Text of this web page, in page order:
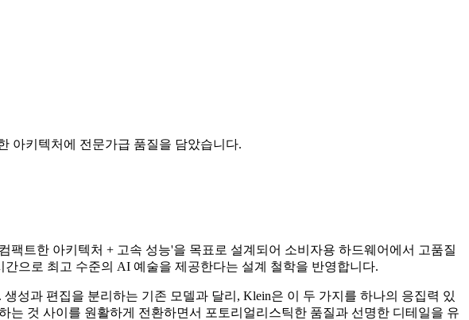
아키텍처에 전문가급 품질을 담았습니다.
팩트한 아키텍처 + 고속 성능'을 목표로 설계되어 소비자용 하드웨어에서 고품질
으로 최고 수준의 AI 예술을 제공한다는 설계 철학을 반영합니다.
성과 편집을 분리하는 기존 모델과 달리, Klein은 이 두 가지를 하나의 응집력 있
것 사이를 원활하게 전환하면서 포토리얼리스틱한 품질과 선명한 디테일을 유